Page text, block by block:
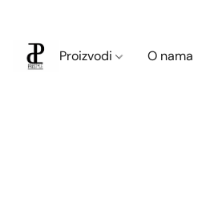
Proizvodi O nama